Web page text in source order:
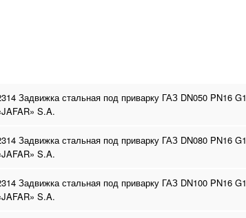
Задвижка стальная под приварку ГАЗ DN050 PN16
S.A.
Задвижка стальная под приварку ГАЗ DN080 PN16
S.A.
Задвижка стальная под приварку ГАЗ DN100 PN16
S.A.